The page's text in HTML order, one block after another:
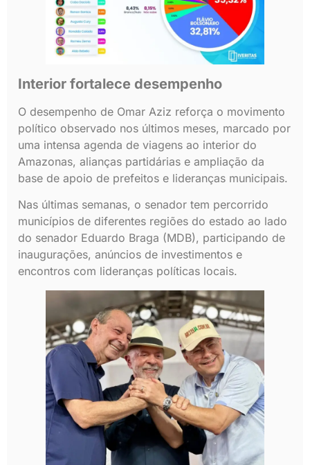
Interior fortalece desempenho
O desempenho de Omar Aziz reforça o movimento
político observado nos últimos meses, marcado por
uma intensa agenda de viagens ao interior do
Amazonas, alianças partidárias e ampliação da
base de apoio de prefeitos e lideranças municipais.
Nas últimas semanas, o senador tem percorrido
municípios de diferentes regiões do estado ao lado
do senador Eduardo Braga (MDB), participando de
inaugurações, anúncios de investimentos e
encontros com lideranças políticas locais.